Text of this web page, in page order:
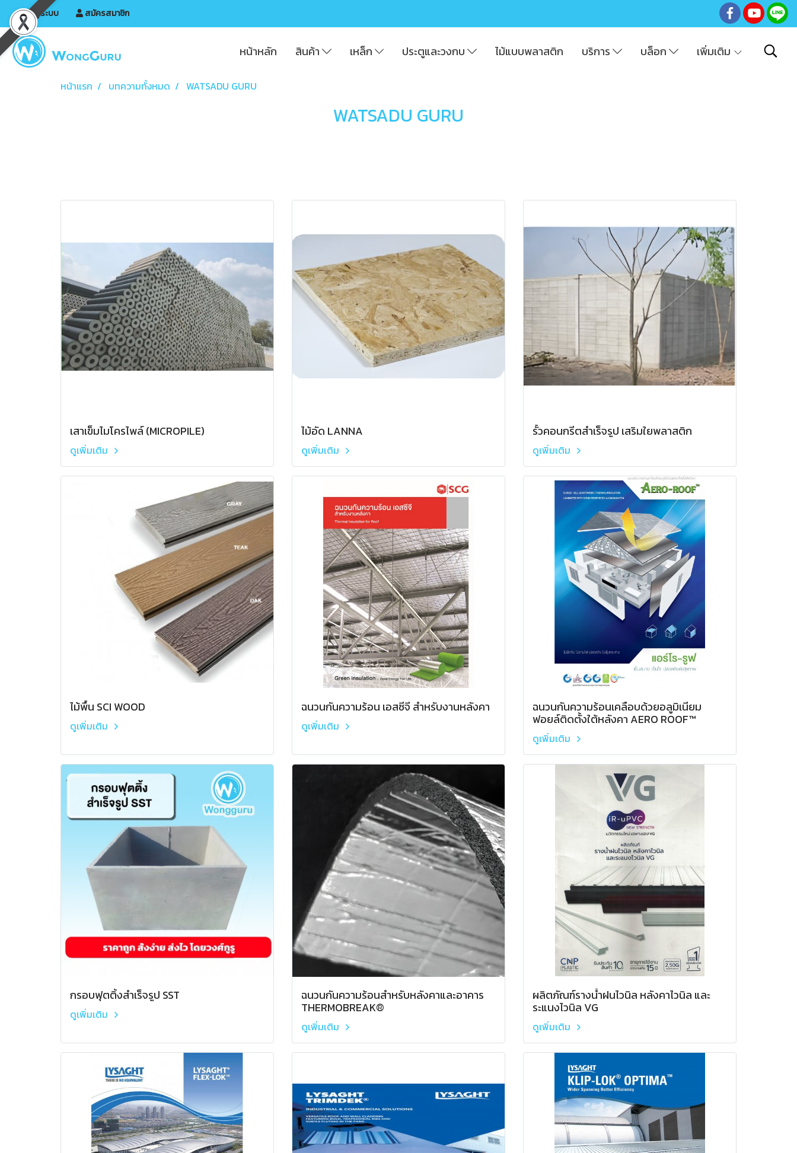
เข้าสู่ระบบ สมัครสมาชิก
หน้าหลัก สินค้า เหล็ก ประตูและวงกบ ไม้แบบพลาสติก บริการ บล็อก เพิ่มเติม
หน้าแรก บทความทั้งหมด WATSADU GURU
WATSADU GURU
เสาเข็มไมโครไพล์ (MICROPILE)
ดูเพิ่มเติม
ไม้อัด LANNA
ดูเพิ่มเติม
รั้วคอนกรีตสำเร็จรูป เสริมใยพลาสติก
ดูเพิ่มเติม
ไม้พื้น SCI WOOD
ดูเพิ่มเติม
ฉนวนกันความร้อน เอสซีจี สำหรับงานหลังคา
ดูเพิ่มเติม
ฉนวนกันความร้อนเคลือบด้วยอลูมิเนียม
ฟอยล์ติดตั้งใต้หลังคา AERO ROOF™
ดูเพิ่มเติม
กรอบฟุตติ้งสำเร็จรูป SST
ดูเพิ่มเติม
ฉนวนกันความร้อนสำหรับหลังคาและอาคาร
THERMOBREAK®
ดูเพิ่มเติม
ผลิตภัณฑ์รางน้ำฝนไวนิล หลังคาไวนิล และ
ระแนงไวนิล VG
ดูเพิ่มเติม